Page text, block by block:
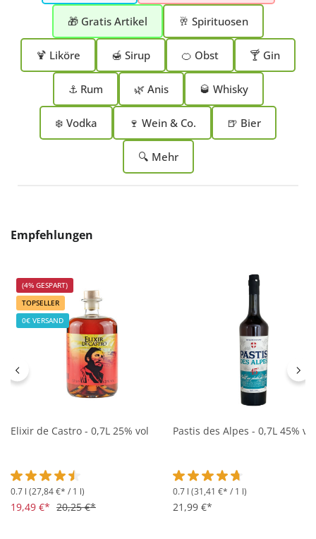
🎁 Gratis Artikel 🥂 Spirituosen
🍹 Liköre 🍯 Sirup 🍊 Obst 🍸 Gin
⚓ Rum 🌿 Anis 🥃 Whisky
❄️ Vodka 🍷 Wein & Co. 🍺 Bier
🔍 Mehr
Produktgalerie überspringen
Empfehlungen
(4% GESPART)
TOPSELLER
0€ VERSAND
Elixir de Castro - 0,7L 25% vol
Durchschnittliche Bewertung von 4.5 von 5 Sternen
0.7 l (27,84 €* / 1 l)
19,49 €* 20,25 €*
Pastis des Alpes - 0,7L 45% vol
Durchschnittliche
0.7 l (31,41 €* / 1 l)
21,99 €*